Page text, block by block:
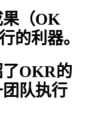
果（OK
的利器。
OKR的
队执行